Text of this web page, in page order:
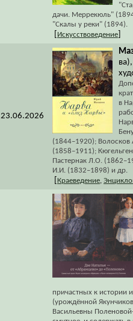
дачи. Меррекюль"
"Скалы у реки" (1894).
Искусствоведение
23.06.2026
в
(1844–1920);
(1858–1911);
Пастернак Л.О.
И.И. (1832–1898) и др.
Краеведение
причастных к истории
(урождённой
Васильевны